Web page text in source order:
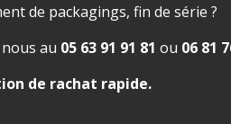
de packagings, fin de série ?
au 05 63 91 91 81 ou 06 81
de rachat rapide.